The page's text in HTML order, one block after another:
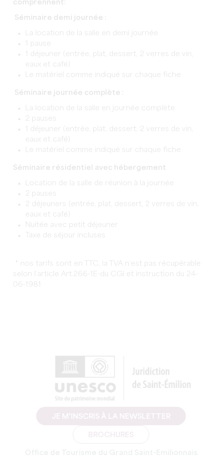
comprennent:
Séminaire demi journée :
La location de la salle en demi journée
1 pause
1 déjeuner (entrée, plat, dessert, 2 verres de vin,
eaux et café)
Le matériel comme indiqué sur chaque fiche
Séminaire journée complète :
La location de la salle en journée complète
2 pauses
1 déjeuner (entrée, plat, dessert, 2 verres de vin,
eaux et café)
Le matériel comme indiqué sur chaque fiche
Séminaire résidentiel avec hébergement
Location de la salle de réunion à la journée
2 pauses
2 déjeuners (entrée, plat, dessert, 2 verres de vin,
eaux et café)
Nuitée avec petit déjeuner
Taxe de séjour incluses
* nos tarifs sont en TTC, la TVA n’est pas récupérable
selon l’article Art.266-1E-du CGI et instruction du 24-
06-1981